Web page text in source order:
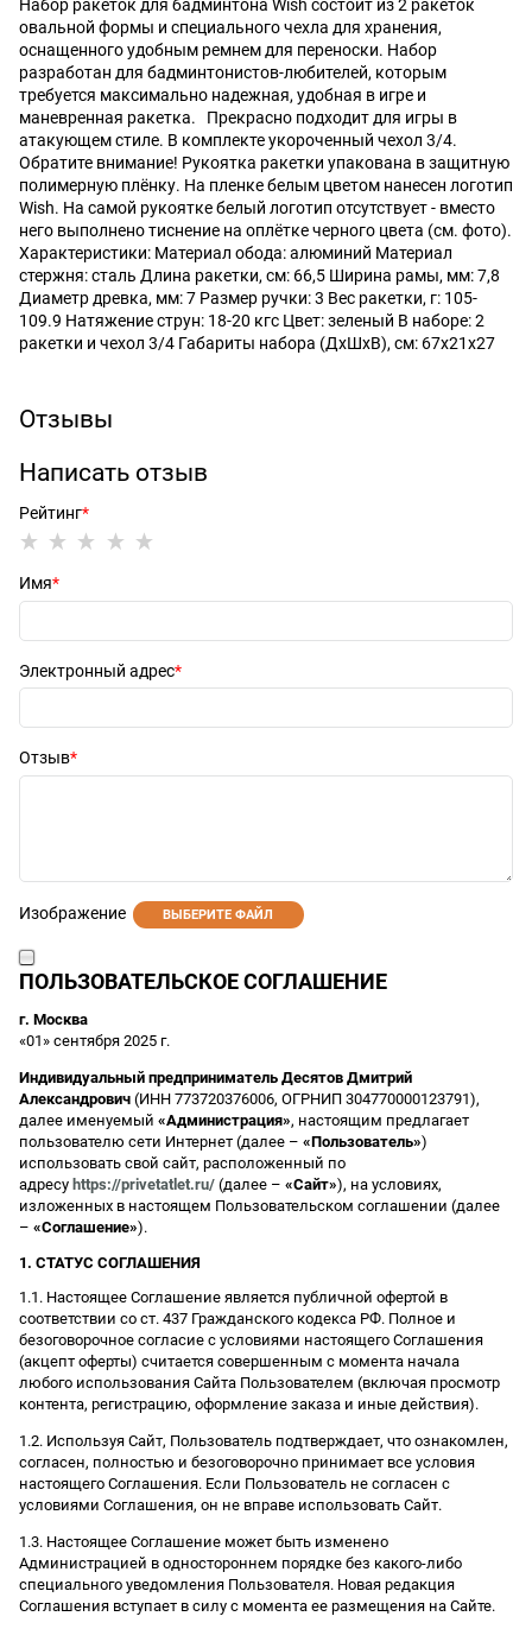
Набор ракеток для бадминтона Wish состоит из 2 ракеток
овальной формы и специального чехла для хранения,
оснащенного удобным ремнем для переноски. Набор
разработан для бадминтонистов-любителей, которым
требуется максимально надежная, удобная в игре и
маневренная ракетка. Прекрасно подходит для игры в
атакующем стиле. В комплекте укороченный чехол 3/4.
Обратите внимание! Рукоятка ракетки упакована в защитную
полимерную плёнку. На пленке белым цветом нанесен логотип
Wish. На самой рукоятке белый логотип отсутствует - вместо
него выполнено тиснение на оплётке черного цвета (см. фото).
Характеристики: Материал обода: алюминий Материал
стержня: сталь Длина ракетки, см: 66,5 Ширина рамы, мм: 7,8
Диаметр древка, мм: 7 Размер ручки: 3 Вес ракетки, г: 105-
109.9 Натяжение струн: 18-20 кгс Цвет: зеленый В наборе: 2
ракетки и чехол 3/4 Габариты набора (ДхШхВ), см: 67х21х27
Отзывы
Написать отзыв
Рейтинг
Имя
Электронный адрес
Отзыв
Изображение ВЫБЕРИТЕ ФАЙЛ
ПОЛЬЗОВАТЕЛЬСКОЕ СОГЛАШЕНИЕ
г. Москва
«01» сентября 2025 г.
Индивидуальный предприниматель Десятов Дмитрий
Александрович (ИНН 773720376006, ОГРНИП 304770000123791),
далее именуемый «Администрация», настоящим предлагает
пользователю сети Интернет (далее – «Пользователь»)
использовать свой сайт, расположенный по
адресу https://privetatlet.ru/ (далее – «Сайт»), на условиях,
изложенных в настоящем Пользовательском соглашении (далее
– «Соглашение»).
1. СТАТУС СОГЛАШЕНИЯ
1.1. Настоящее Соглашение является публичной офертой в
соответствии со ст. 437 Гражданского кодекса РФ. Полное и
безоговорочное согласие с условиями настоящего Соглашения
(акцепт оферты) считается совершенным с момента начала
любого использования Сайта Пользователем (включая просмотр
контента, регистрацию, оформление заказа и иные действия).
1.2. Используя Сайт, Пользователь подтверждает, что ознакомлен,
согласен, полностью и безоговорочно принимает все условия
настоящего Соглашения. Если Пользователь не согласен с
условиями Соглашения, он не вправе использовать Сайт.
1.3. Настоящее Соглашение может быть изменено
Администрацией в одностороннем порядке без какого-либо
специального уведомления Пользователя. Новая редакция
Соглашения вступает в силу с момента ее размещения на Сайте.